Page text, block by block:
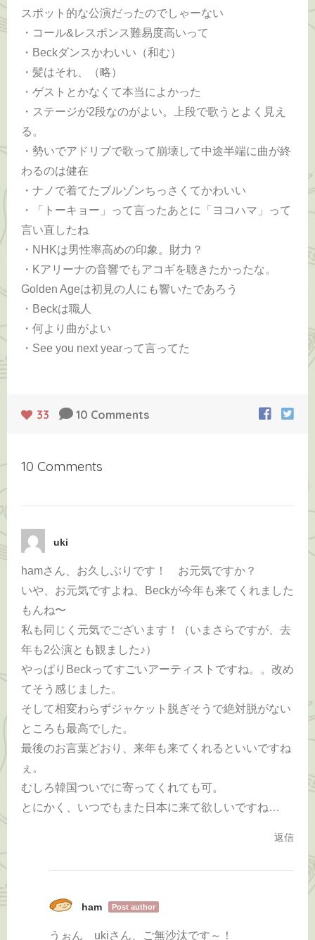
スポット的な公演だったのでしゃーない
・コール&レスポンス難易度高いって
・Beckダンスかわいい（和む）
・髪はそれ、（略）
・ゲストとかなくて本当によかった
・ステージが2段なのがよい。上段で歌うとよく見え
る。
・勢いでアドリブで歌って崩壊して中途半端に曲が終
わるのは健在
・ナノで着てたブルゾンちっさくてかわいい
・「トーキョー」って言ったあとに「ヨコハマ」って
言い直したね
・NHKは男性率高めの印象。財力？
・Kアリーナの音響でもアコギを聴きたかったな。
Golden Ageは初見の人にも響いたであろう
・Beckは職人
・何より曲がよい
・See you next yearって言ってた
33 10 Comments
10 Comments
uki
hamさん、お久しぶりです！ お元気ですか？
いや、お元気ですよね、Beckが今年も来てくれました
もんね〜
私も同じく元気でございます！（いまさらですが、去
年も2公演とも観ました♪）
やっぱりBeckってすごいアーティストですね。。改め
てそう感じました。
そして相変わらずジャケット脱ぎそうで絶対脱がない
ところも最高でした。
最後のお言葉どおり、来年も来てくれるといいですね
ぇ。
むしろ韓国ついでに寄ってくれても可。
とにかく、いつでもまた日本に来て欲しいですね…
返信
ham Post author
うぉん ukiさん、ご無沙汰です～！